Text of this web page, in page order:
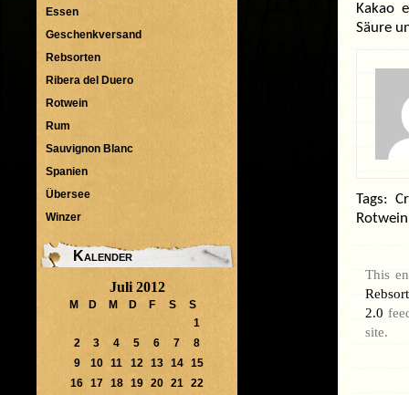
Kakao
Säure
Tags:
Rotwein
This
2.0
site.
Essen
Geschenkversand
Rebsorten
Ribera del Duero
Rotwein
Rum
Sauvignon Blanc
Spanien
Übersee
Winzer
Kalender
Juli 2012
M D M D F S
S
1
2
3 4 5 6 7
8
9
10 11 12 13 14
15
16 17 18 19 20 21
22